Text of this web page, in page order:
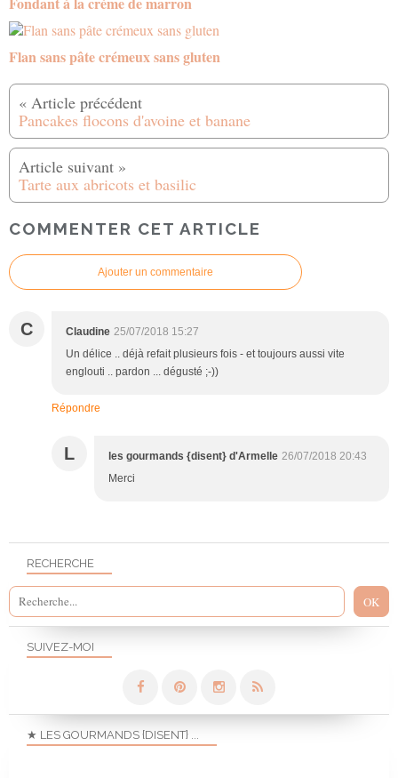
Flan sans pâte crémeux sans gluten
Pancakes flocons d'avoine et banane
Tarte aux abricots et basilic
COMMENTER CET ARTICLE
Ajouter un commentaire
C Claudine 25/07/2018 15:27
Un délice .. déjà refait plusieurs fois - et toujours aussi vite
englouti .. pardon ... dégusté ;-))
Répondre
L les gourmands {disent} d'Armelle 26/07/2018 20:43
Merci
SUIVEZ-MOI
RECHERCHE
★ LES GOURMANDS {DISENT} ...